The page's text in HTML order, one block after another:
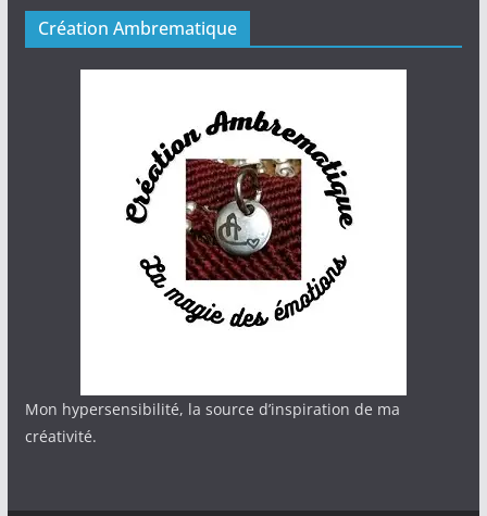
Création Ambrematique
Mon hypersensibilité, la source d’inspiration de ma
créativité.